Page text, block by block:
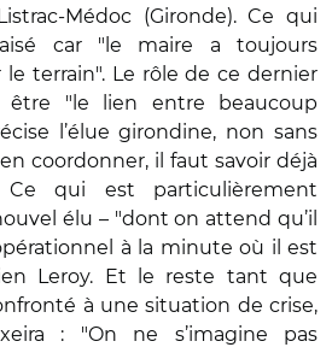
Médoc (Gironde). Ce qui
car "le maire a toujours
terrain". Le rôle de ce dernier
être "le lien entre beaucoup
l’élue girondine, non sans
coordonner, il faut savoir déjà
Ce qui est particulièrement
élu – "dont on attend qu’il
à la minute où il est
Leroy. Et le reste tant que
à une situation de crise,
: "On ne s’imagine pas